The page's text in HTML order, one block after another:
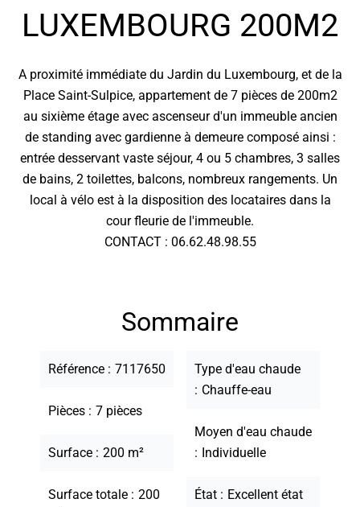
LUXEMBOURG 200M2
A proximité immédiate du Jardin du Luxembourg, et de la
Place Saint-Sulpice, appartement de 7 pièces de 200m2
au sixième étage avec ascenseur d'un immeuble ancien
de standing avec gardienne à demeure composé ainsi :
entrée desservant vaste séjour, 4 ou 5 chambres, 3 salles
de bains, 2 toilettes, balcons, nombreux rangements. Un
local à vélo est à la disposition des locataires dans la
cour fleurie de l'immeuble.
CONTACT : 06.62.48.98.55
Sommaire
Référence 7117650
Pièces 7 pièces
Surface 200 m²
Surface totale
200
Type d'eau chaude
Chauffe-eau
Moyen d'eau chaude
Individuelle
État Excellent état